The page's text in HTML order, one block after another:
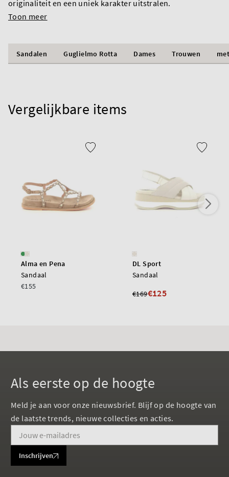
originaliteit en een uniek karakter uitstralen.
Toon meer
Sandalen Guglielmo Rotta Dames Trouwen
Vergelijkbare items
Alma en Pena
Sandaal
€155
DL Sport
Sandaal
€169€125
Als eerste op de hoogte
Meld je aan voor onze nieuwsbrief. Blijf op de hoogte van
de laatste trends, nieuwe collecties en acties.
Inschrijven